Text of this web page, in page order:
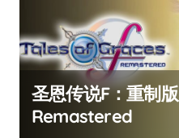
圣恩传说F：重制
Remastered